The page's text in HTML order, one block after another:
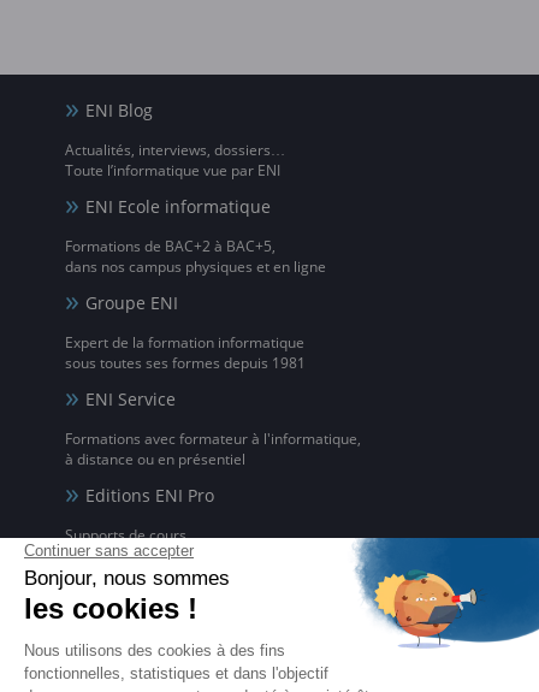
ENI Blog
Actualités, interviews, dossiers…
Toute l’informatique vue par ENI
ENI Ecole informatique
Formations de BAC+2 à BAC+5,
dans nos campus physiques et en ligne
Groupe ENI
Expert de la formation informatique
sous toutes ses formes depuis 1981
ENI Service
Formations avec formateur à l'informatique,
à distance ou en présentiel
Editions ENI Pro
Supports de cours
pour les organismes de formation
ENI elearning
La solution de formation à l'informatique en ligne,
disponible en 5 langues